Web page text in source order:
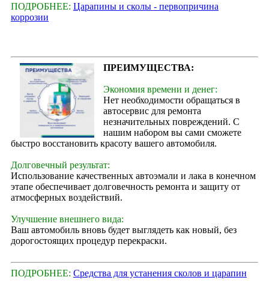
ПОДРОБНЕЕ: Царапины и сколы - первопричина
коррозии
ПРЕИМУЩЕСТВА:
Экономия времени и денег:
Нет необходимости обращаться в
автосервис для ремонта
незначительных повреждений. С
нашим набором вы сами сможете
быстро восстановить красоту вашего автомобиля.
Долговечный результат:
Использование качественных автоэмали и лака в конечном
этапе обеспечивает долговечность ремонта и защиту от
атмосферных воздействий.
Улучшение внешнего вида:
Ваш автомобиль вновь будет выглядеть как новый, без
дорогостоящих процедур перекраски.
ПОДРОБНЕЕ: Средства для устанения сколов и царапин